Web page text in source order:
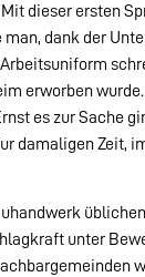
dieser ersten
dank der
erworben
es zur Sache
damaligen Zeit,
unter